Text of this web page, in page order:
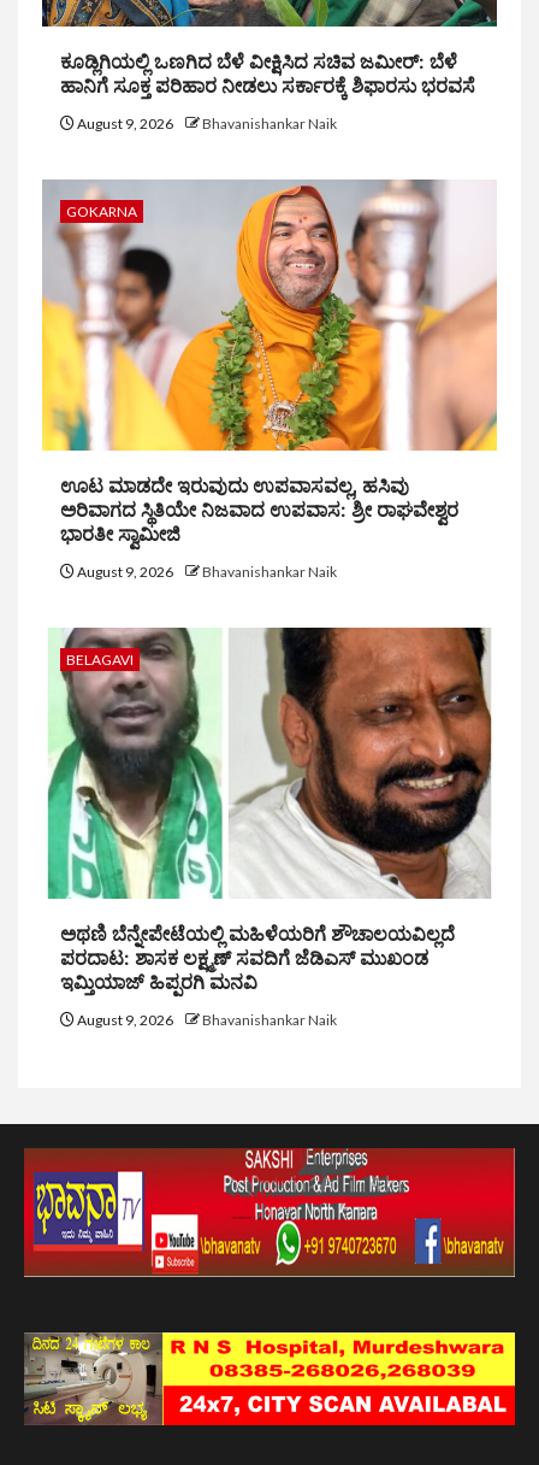
ಕೂಡ್ಲಿಗಿಯಲ್ಲಿ ಒಣಗಿದ ಬೆಳೆ ವೀಕ್ಷಿಸಿದ ಸಚಿವ ಜಮೀರ್: ಬೆಳೆ
ಹಾನಿಗೆ ಸೂಕ್ತ ಪರಿಹಾರ ನೀಡಲು ಸರ್ಕಾರಕ್ಕೆ ಶಿಫಾರಸು ಭರವಸೆ
August 9, 2026 Bhavanishankar Naik
GOKARNA
ಊಟ ಮಾಡದೇ ಇರುವುದು ಉಪವಾಸವಲ್ಲ, ಹಸಿವು
ಅರಿವಾಗದ ಸ್ಥಿತಿಯೇ ನಿಜವಾದ ಉಪವಾಸ: ಶ್ರೀ ರಾಘವೇಶ್ವರ
ಭಾರತೀ ಸ್ವಾಮೀಜಿ
August 9, 2026 Bhavanishankar Naik
BELAGAVI
ಅಥಣಿ ಬೆನ್ನೇಪೇಟೆಯಲ್ಲಿ ಮಹಿಳೆಯರಿಗೆ ಶೌಚಾಲಯವಿಲ್ಲದೆ
ಪರದಾಟ: ಶಾಸಕ ಲಕ್ಷ್ಮಣ್ ಸವದಿಗೆ ಜೆಡಿಎಸ್ ಮುಖಂಡ
ಇಮ್ತಿಯಾಜ್ ಹಿಪ್ಪರಗಿ ಮನವಿ
August 9, 2026 Bhavanishankar Naik